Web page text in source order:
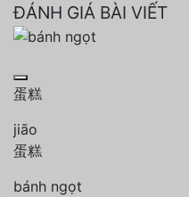
ĐÁNH GIÁ BÀI VIẾT
蛋糕
jiāo
蛋糕
bánh ngọt